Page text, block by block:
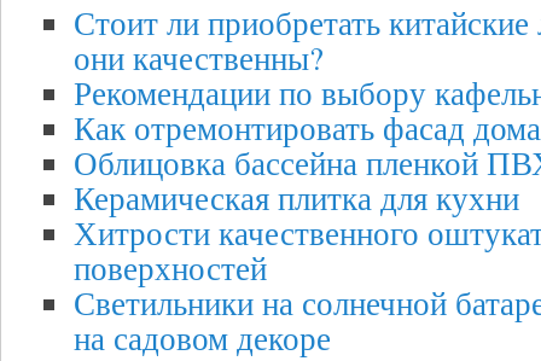
Стоит ли приобретать
они качественны?
Рекомендации по выбору
Как отремонтировать фасад
Облицовка бассейна пленкой
Керамическая плитка для кухни
Хитрости качественного
поверхностей
Светильники на солнечной
на садовом декоре